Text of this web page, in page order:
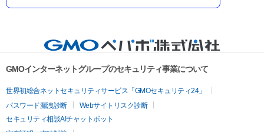
GMOインターネットグループのセキュリティ事業について
世界初総合ネットセキュリティサービス「GMOセキュリティ24」
パスワード漏洩診断
Webサイトリスク診断
セキュリティ相談AIチャットボット